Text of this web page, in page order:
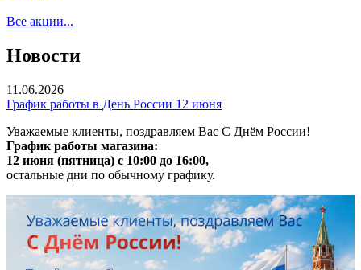
Все акции...
Новости
11.06.2026
График работы в День России 12 июня
Уважаемые клиенты, поздравляем Вас С Днём России!
График работы магазина:
12 июня (пятница) с 10:00 до 16:00,
остальные дни по обычному графику.